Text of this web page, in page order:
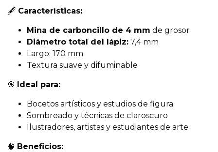
🖋️ Características:
Mina de carboncillo de 4 mm de grosor
Diámetro total del lápiz: 7,4 mm
Largo: 170 mm
Textura suave y difuminable
🎯 Ideal para:
Bocetos artísticos y estudios de figura
Sombreado y técnicas de claroscuro
Ilustradores, artistas y estudiantes de arte
🧠 Beneficios: